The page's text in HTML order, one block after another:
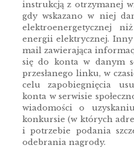
instrukcją z otrzymanej
gdy wskazano w niej
elektroenergetycznej
energii elektrycznej. Inny
mail zawierająca
się do konta w danym
przesłanego linku, w
celu zapobiegnięcia
konta w serwisie
wiadomości o
konkursie (w których
i potrzebie podania
odebrania nagrody.